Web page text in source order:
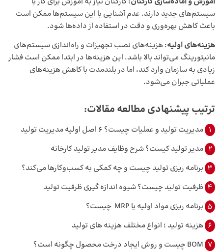
سیستم‌های جدید دارند. عدم آشنایی با این سیستم‌ها ممکن است
باعث کاهش بهره‌وری و دقت در استفاده از داده‌ها شود.
هزینه‌های اولیه: هزینه‌های نصب تجهیزات و راه‌اندازی سیستم‌های
مانیتورینگ می‌تواند بالا باشد. این هزینه‌ها در ابتدا ممکن است فشار
زیادی به سازمان وارد کند، اما در بلندمدت با کاهش هزینه‌های
عملیاتی جبران می‌شود.
ترتیب پیشنهادی مطالعه مقالات:
1 مدیریت تولید و عملیات چیست؟ 6 اصل اولیه مدیریت تولید
2 مدیر تولید کیست؟ شرح وظایف مدیر تولید کارخانه
3 برنامه ریزی تولید چیست و چه کمکی به کسب‌وکارها می‌کند؟
4 ظرفیت تولید چیست؟ شیوه اندازه گیری ظرفیت تولید
5 برنامه ریزی مواد اولیه یا MRP چیست؟
6 هزینه ‌تولید ؛ انواع مختلف هزینه های تولید
7